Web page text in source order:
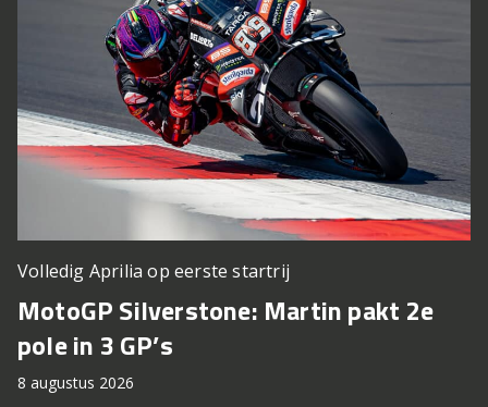
Volledig Aprilia op eerste startrij
MotoGP Silverstone: Martin pakt 2e
pole in 3 GP’s
8 augustus 2026